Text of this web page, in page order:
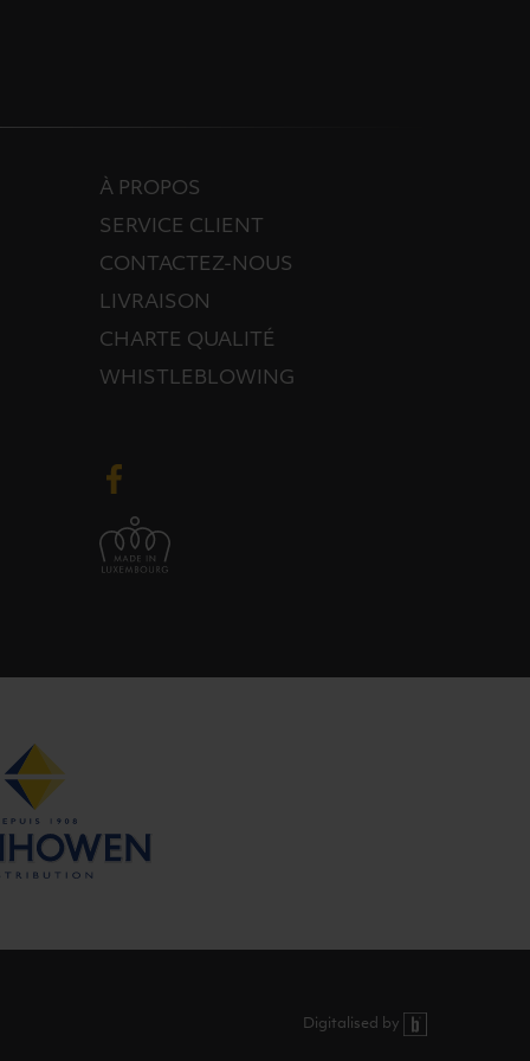
À PROPOS
SERVICE CLIENT
CONTACTEZ-NOUS
LIVRAISON
CHARTE QUALITÉ
WHISTLEBLOWING
Digitalised by